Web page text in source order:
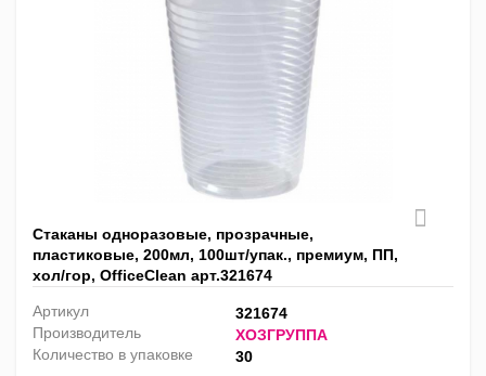
Стаканы одноразовые, прозрачные,
пластиковые, 200мл, 100шт/упак., премиум, ПП,
хол/гор, OfficeClean арт.321674
Артикул
321674
Производитель
ХОЗГРУППА
Количество в упаковке
30